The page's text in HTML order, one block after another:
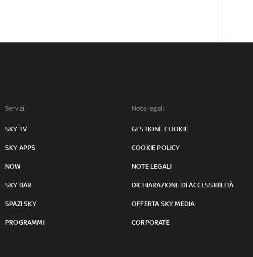
Servizi:
SKY TV
SKY APPS
NOW
SKY BAR
SPAZI SKY
PROGRAMMI
Note legali:
GESTIONE COOKIE
COOKIE POLICY
NOTE LEGALI
DICHIARAZIONE DI ACCESSIBILITÀ
OFFERTA SKY MEDIA
CORPORATE